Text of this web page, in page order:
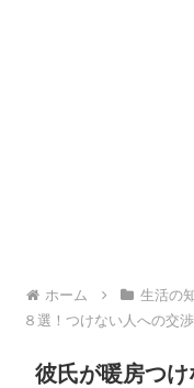
ホーム 生活の
８選！つけない人への交
彼氏が暖房つ